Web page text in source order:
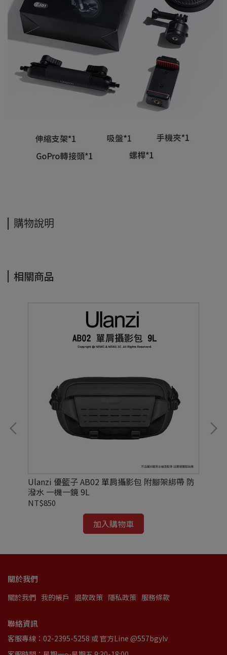
購物說明
相關商品
Ulanzi 優籃子 AB02 單肩攝影包 附腳架綁帶 防
潑水 一機一鏡 9L
NT$850
加入購物車
關於我們
關於我們 我的帳戶 退款政策 隱私政策 服務條款
聯絡資訊
客服專線：02-2395-5258 或 官方Line @557bgylv